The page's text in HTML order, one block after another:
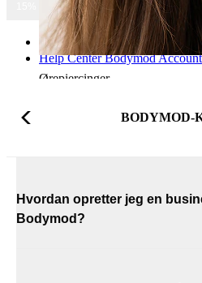
Ørepiercinger
15% RABAT PÅ ALLE SMYKKER
Forsiden
Help Center Bodymod Account
BODYMOD-
Hvordan opretter jeg en
Bodymod?